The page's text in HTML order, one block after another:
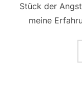
Stück der
meine